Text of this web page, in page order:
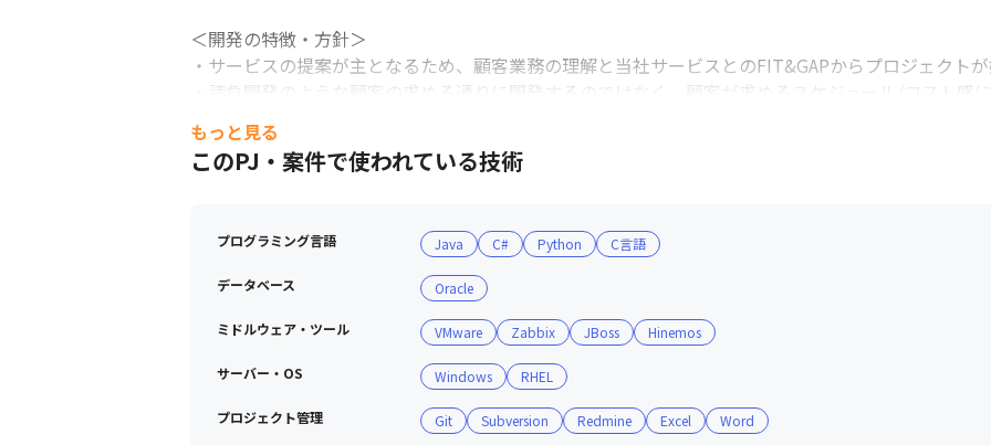
＜開発の特徴・方針＞
・サービスの提案が主となるため、顧客業務の理解と当社サービスとのFIT&GAPからプロジェクト
・請負開発のような顧客の求める通りに開発するのではなく、顧客が求めるスケジュール/コスト感
ることを心掛けています
もっと見る
このPJ・案件で使われている技術
プログラミング言語 Java C# Python C言語
データベース Oracle
ミドルウェア・ツール VMware Zabbix JBoss Hinemos
サーバー・OS Windows RHEL
プロジェクト管理 Git Subversion Redmine Excel Word